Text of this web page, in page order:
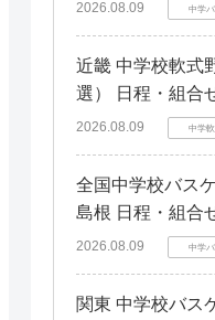
福井県
京都府
奈良県
岡山県
山口県
鳥取県
愛媛県
徳島県
九州エリア
福岡県
熊本県
長崎県
宮崎県
佐賀県
栃木県
石川県
福井県
静岡県
滋賀県
奈良県
中国エリア
岡山県
山口県
鳥取県
愛媛県
九州エリア
福岡県
熊本県
長崎県
大分県
佐賀県
2026.08.09 中学
近畿 中学校軟式
選） 日程・組合
2026.08.09 中学
全国中学校バス
島根 日程・組合
2026.08.09 中学
関東 中学校バス